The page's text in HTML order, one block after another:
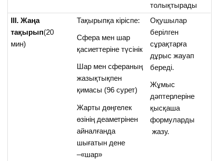
толықтырады
ІІІ. Жаңа
тақырып(20
мин)
Тақырыпқа кіріспе:
Сфера мен шар
қасиеттеріне түсінік
Шар мен сфераның
жазықтықпен
қимасы (96 сурет)
Жарты дөңгелек
өзінің деаметрінен
айналғанда
шығатын дене
–«шар»
Оқушылар
берілген
сұрақтарға
дұрыс жауап
береді.
Жұмыс
дәптерлеріне
қысқаша
формуларды
жазу.